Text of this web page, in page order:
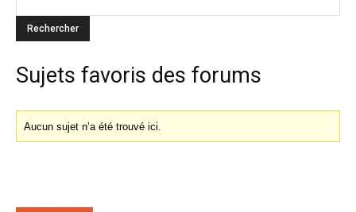
Sujets favoris des forums
Aucun sujet n’a été trouvé ici.